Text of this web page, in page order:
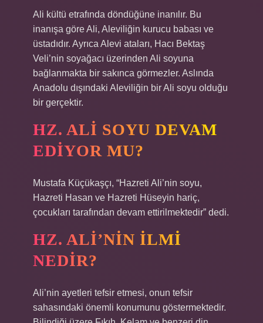
Ali kültü etrafında döndüğüne inanılır. Bu
inanışa göre Ali, Aleviliğin kurucu babası ve
üstadıdır. Ayrıca Alevi ataları, Hacı Bektaş
Veli’nin soyağacı üzerinden Ali soyuna
bağlanmakta bir sakınca görmezler. Aslında
Anadolu dışındaki Aleviliğin bir Ali soyu olduğu
bir gerçektir.
HZ. ALI SOYU DEVAM
EDIYOR MU?
Mustafa Küçükaşçı, “Hazreti Ali’nin soyu,
Hazreti Hasan ve Hazreti Hüseyin hariç,
çocukları tarafından devam ettirilmektedir” dedi.
HZ. ALI’NIN ILMI
NEDIR?
Ali’nin ayetleri tefsir etmesi, onun tefsir
sahasındaki önemli konumunu göstermektedir.